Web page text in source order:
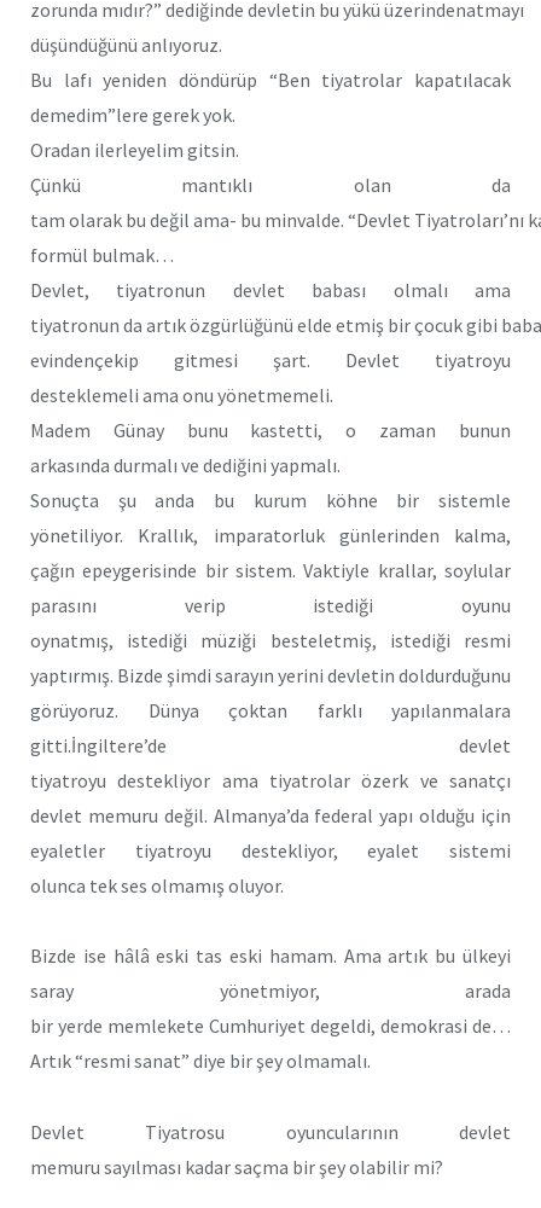
zorunda mıdır?” dediğinde devletin bu yükü üzerindenatmayı
düşündüğünü anlıyoruz.
Bu lafı yeniden döndürüp “Ben tiyatrolar kapatılacak
demedim”lere gerek yok.
Oradan ilerleyelim gitsin.
Çünkü mantıklı olan da
tam olarak bu değil ama- bu minvalde. “Devlet Tiyatroları’nı
formül bulmak…
Devlet, tiyatronun devlet babası olmalı ama
tiyatronun da artık özgürlüğünü elde etmiş bir çocuk gibi baba
evindençekip gitmesi şart. Devlet tiyatroyu
desteklemeli ama onu yönetmemeli.
Madem Günay bunu kastetti, o zaman bunun
arkasında durmalı ve dediğini yapmalı.
Sonuçta şu anda bu kurum köhne bir sistemle
yönetiliyor. Krallık, imparatorluk günlerinden kalma,
çağın epeygerisinde bir sistem. Vaktiyle krallar, soylular
parasını verip istediği oyunu
oynatmış, istediği müziği besteletmiş, istediği resmi
yaptırmış. Bizde şimdi sarayın yerini devletin doldurduğunu
görüyoruz. Dünya çoktan farklı yapılanmalara
gitti.İngiltere’de devlet
tiyatroyu destekliyor ama tiyatrolar özerk ve sanatçı
devlet memuru değil. Almanya’da federal yapı olduğu için
eyaletler tiyatroyu destekliyor, eyalet sistemi
olunca tek ses olmamış oluyor.
Bizde ise hâlâ eski tas eski hamam. Ama artık bu ülkeyi
saray yönetmiyor, arada
bir yerde memlekete Cumhuriyet degeldi, demokrasi de…
Artık “resmi sanat” diye bir şey olmamalı.
Devlet Tiyatrosu oyuncularının devlet
memuru sayılması kadar saçma bir şey olabilir mi?